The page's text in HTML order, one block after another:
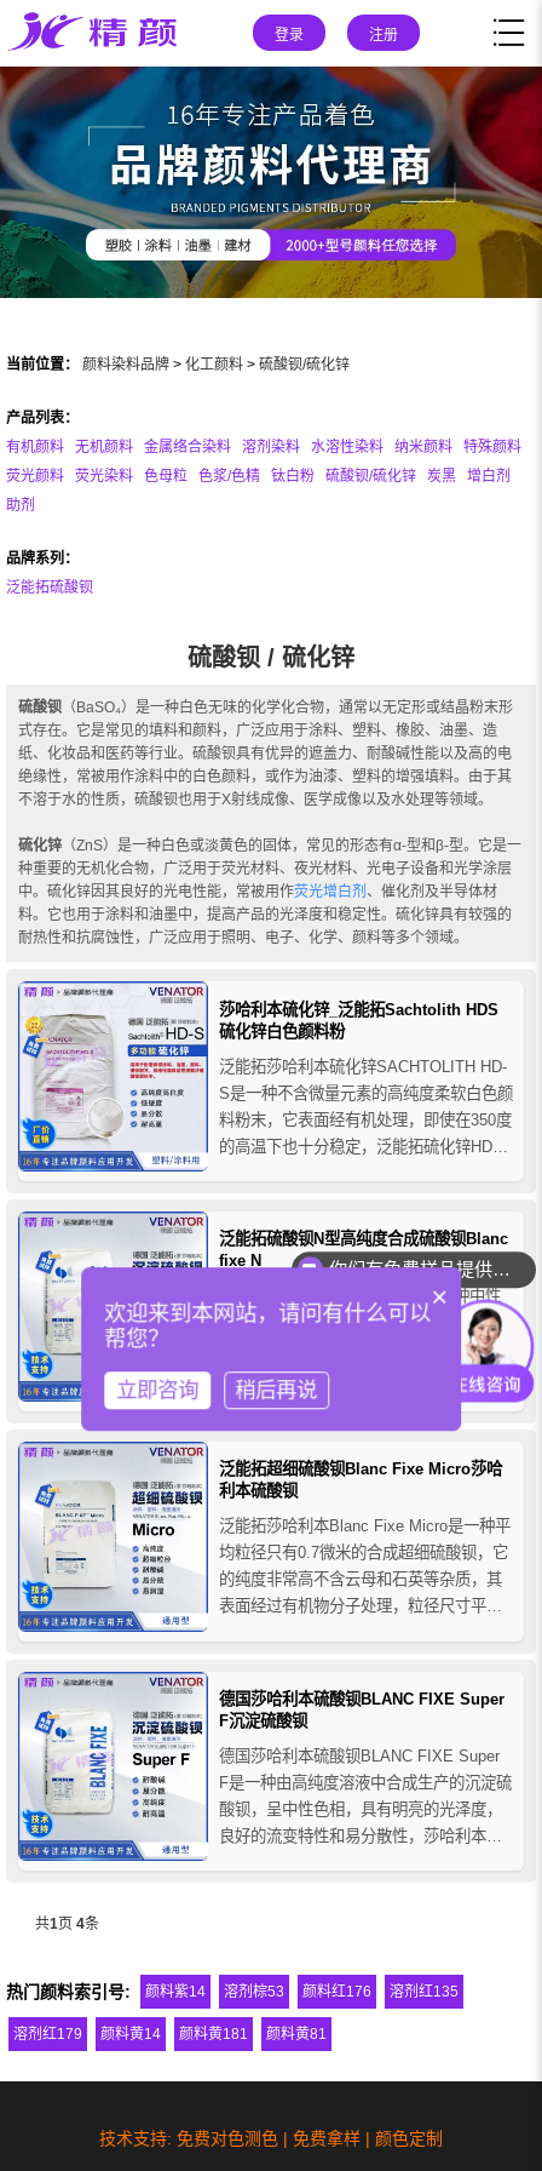
登录 注册
当前位置： 颜料染料品牌 > 化工颜料 > 硫酸钡/硫化锌
产品列表：
有机颜料
无机颜料 金属络合染料 溶剂染料 水溶性染料 纳米颜料
特殊颜料
荧光颜料
荧光染料 色母粒 色浆/色精 钛白粉 硫酸钡/硫化锌 炭黑
增白剂
助剂
品牌系列：
泛能拓硫酸钡
硫酸钡 / 硫化锌
硫酸钡 （BaSO₄）是一种白色无味的化学化合物，通常以无定形或结晶粉末形
式存在。它是常见的填料和颜料，广泛应用于涂料、塑料、橡胶、油墨、造
纸、化妆品和医药等行业。硫酸钡具有优异的遮盖力、耐酸碱性能以及高的电
绝缘性，常被用作涂料中的白色颜料，或作为油漆、塑料的增强填料。由于其
不溶于水的性质，硫酸钡也用于X射线成像、医学成像以及水处理等领域。
硫化锌 （ZnS）是一种白色或淡黄色的固体，常见的形态有α-型和β-型。它是一
种重要的无机化合物，广泛用于荧光材料、夜光材料、光电子设备和光学涂层
中。硫化锌因其良好的光电性能，常被用作荧光增白剂 、催化剂及半导体材
料。它也用于涂料和油墨中，提高产品的光泽度和稳定性。硫化锌具有较强的
耐热性和抗腐蚀性，广泛应用于照明、电子、化学、颜料等多个领域。
莎哈利本硫化锌_泛能拓Sachtolith HDS
硫化锌白色颜料粉
泛能拓莎哈利本硫化锌SACHTOLITH HD-
S是一种不含微量元素的高纯度柔软白色颜
料粉末，它表面经有机处理，即使在350度
的高温下也十分稳定，泛能拓硫化锌HDS
低使之在对磨损性有要求的工艺中有二氧
化钛无法比拟的优势，被涂料配方设计师
泛能拓硫酸钡N型高纯度合成硫酸钡Blanc
fixe N
泛能拓硫酸钡BLANC FIXE N是一种中性
色相的高纯度合成硫酸钡，由高纯度溶液
在特定的生产过程中制成，它的粒径分布
范围极窄, 光泽范围可控，光折射率低，泛
能拓硫酸钡N型具有优异的耐光耐候性和耐
酸碱性，且不溶于水和有机溶剂，其低比
表面积(<5m2/g) 和低耐磨性（摩氏硬度约
为3）使得泛能拓BLANC FIXE...
泛能拓超细硫酸钡Blanc Fixe Micro莎哈
利本硫酸钡
泛能拓莎哈利本Blanc Fixe Micro是一种平
均粒径只有0.7微米的合成超细硫酸钡，它
的纯度非常高不含云母和石英等杂质，其
表面经过有机物分子处理，粒径尺寸平均
使用，可以为涂料配方和塑料生产带来一
系列好处，添加到配方体系中可降低成
德国莎哈利本硫酸钡BLANC FIXE Super
F沉淀硫酸钡
德国莎哈利本硫酸钡BLANC FIXE Super
F是一种由高纯度溶液中合成生产的沉淀硫
酸钡，呈中性色相，具有明亮的光泽度，
良好的流变特性和易分散性，莎哈利本硫
共1页 4条
热门颜料索引号: 颜料紫14 溶剂棕53 颜料红176 溶剂红135
溶剂红179 颜料黄14 颜料黄181 颜料黄81
技术支持: 免费对色测色 | 免费拿样 | 颜色定制
你们有免费样品提供吗？
×
欢迎来到本网站，请问有什么可以
帮您？
立即咨询 稍后再说